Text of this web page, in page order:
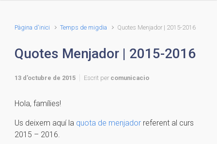
Pàgina d'inici Temps de migdia Quotes Menjador | 2015-2016
Quotes Menjador | 2015-2016
13 d'octubre de 2015 Escrit per comunicacio
Hola, famílies!
Us deixem aquí la quota de menjador referent al curs
2015 – 2016.